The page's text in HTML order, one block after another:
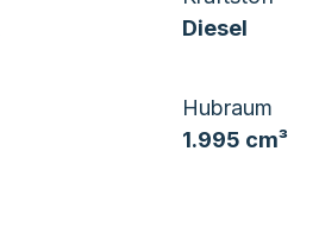
Diesel
Hubraum
1.995 cm³